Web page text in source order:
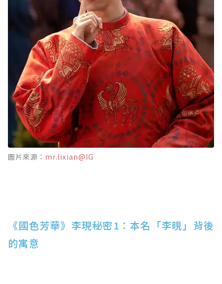
圖片來源： mr.lixian@IG
《國色芳華》李現秘密1：本名「李晛」背後
的寓意